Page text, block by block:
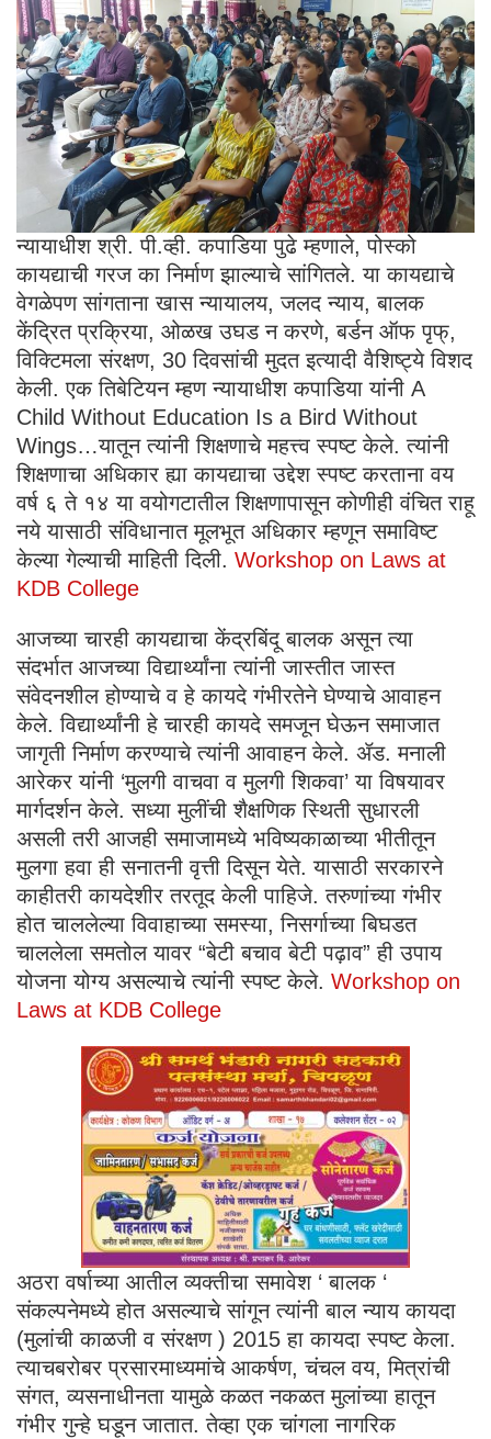
न्यायाधीश श्री. पी.व्ही. कपाडिया पुढे म्हणाले, पोस्को
कायद्याची गरज का निर्माण झाल्याचे सांगितले. या कायद्याचे
वेगळेपण सांगताना खास न्यायालय, जलद न्याय, बालक
केंद्रित प्रक्रिया, ओळख उघड न करणे, बर्डन ऑफ पृफ्,
विक्टिमला संरक्षण, 30 दिवसांची मुदत इत्यादी वैशिष्ट्ये विशद
केली. एक तिबेटियन म्हण न्यायाधीश कपाडिया यांनी A
Child Without Education Is a Bird Without
Wings…यातून त्यांनी शिक्षणाचे महत्त्व स्पष्ट केले. त्यांनी
शिक्षणाचा अधिकार ह्या कायद्याचा उद्देश स्पष्ट करताना वय
वर्ष ६ ते १४ या वयोगटातील शिक्षणापासून कोणीही वंचित राहू
नये यासाठी संविधानात मूलभूत अधिकार म्हणून समाविष्ट
केल्या गेल्याची माहिती दिली. Workshop on Laws at
KDB College
आजच्या चारही कायद्याचा केंद्रबिंदू बालक असून त्या
संदर्भात आजच्या विद्यार्थ्यांना त्यांनी जास्तीत जास्त
संवेदनशील होण्याचे व हे कायदे गंभीरतेने घेण्याचे आवाहन
केले. विद्यार्थ्यांनी हे चारही कायदे समजून घेऊन समाजात
जागृती निर्माण करण्याचे त्यांनी आवाहन केले. ॲड. मनाली
आरेकर यांनी ‘मुलगी वाचवा व मुलगी शिकवा’ या विषयावर
मार्गदर्शन केले. सध्या मुलींची शैक्षणिक स्थिती सुधारली
असली तरी आजही समाजामध्ये भविष्यकाळाच्या भीतीतून
मुलगा हवा ही सनातनी वृत्ती दिसून येते. यासाठी सरकारने
काहीतरी कायदेशीर तरतूद केली पाहिजे. तरुणांच्या गंभीर
होत चाललेल्या विवाहाच्या समस्या, निसर्गाच्या बिघडत
चाललेला समतोल यावर “बेटी बचाव बेटी पढ़ाव” ही उपाय
योजना योग्य असल्याचे त्यांनी स्पष्ट केले. Workshop on
Laws at KDB College
अठरा वर्षाच्या आतील व्यक्तीचा समावेश ‘ बालक ‘
संकल्पनेमध्ये होत असल्याचे सांगून त्यांनी बाल न्याय कायदा
(मुलांची काळजी व संरक्षण ) 2015 हा कायदा स्पष्ट केला.
त्याचबरोबर प्रसारमाध्यमांचे आकर्षण, चंचल वय, मित्रांची
संगत, व्यसनाधीनता यामुळे कळत नकळत मुलांच्या हातून
गंभीर गुन्हे घडून जातात. तेव्हा एक चांगला नागरिक